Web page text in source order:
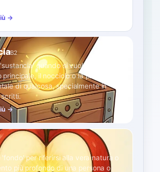
→
B2
'sustancia' quando si vuole indicare il
principale, il nocciolo o la parte
di qualcosa, specialmente in
scritti.
→
'fondo' per riferirsi alla vera natura o
più profondo di una persona o